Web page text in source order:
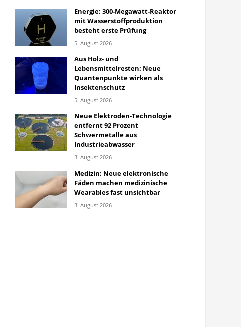
Energie: 300-Megawatt-Reaktor
mit Wasserstoffproduktion
besteht erste Prüfung
5. August 2026
Aus Holz- und
Lebensmittelresten: Neue
Quantenpunkte wirken als
Insektenschutz
5. August 2026
Neue Elektroden-Technologie
entfernt 92 Prozent
Schwermetalle aus
Industrieabwasser
3. August 2026
Medizin: Neue elektronische
Fäden machen medizinische
Wearables fast unsichtbar
3. August 2026